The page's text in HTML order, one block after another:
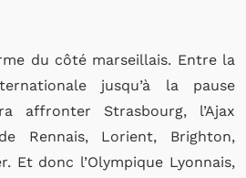
du côté marseillais. Entre la
jusqu’à la pause
affronter Strasbourg, l’Ajax
Rennais, Lorient, Brighton,
Et donc l’Olympique Lyonnais,